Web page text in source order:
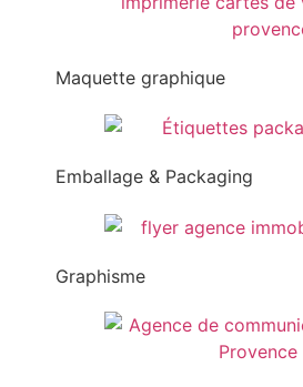
Maquette graphique
Emballage & Packaging
Graphisme